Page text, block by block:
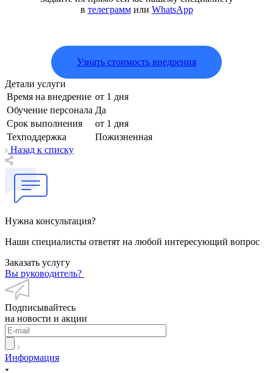
в телеграммили WhatsApp
Узнать стоимость внедрения
Детали услуги
Время на внедрение от 1 дня
Обучение персонала Да
Срок выполнения
от 1 дня
Техподдержка
Пожизненная
Назад к списку
Нужна консультация?
Наши специалисты ответят на любой интересующий вопрос
Заказать услугу
Вы руководитель?
Подписывайтесь
на новости и акции
Информация